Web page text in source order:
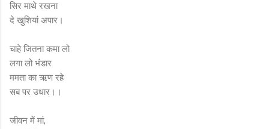
सिर माथे रखना
दे खुशियां अपार।
चाहे जितना कमा लो
लगा लो भंडार
ममता का ऋण रहे
सब पर उधार।।
जीवन में मां,